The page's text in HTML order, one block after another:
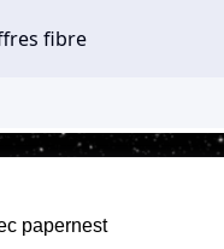
papernest